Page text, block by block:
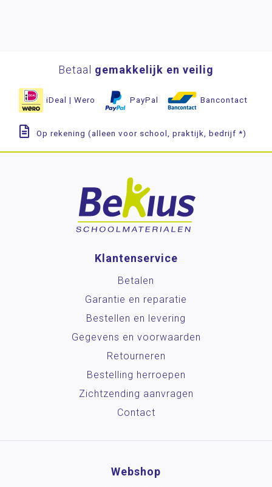
Betaal gemakkelijk en veilig
iDeal | Wero PayPal Bancontact
Op rekening (alleen voor school, praktijk, bedrijf *)
Klantenservice
Betalen
Garantie en reparatie
Bestellen en levering
Gegevens en voorwaarden
Retourneren
Bestelling herroepen
Zichtzending aanvragen
Contact
Webshop